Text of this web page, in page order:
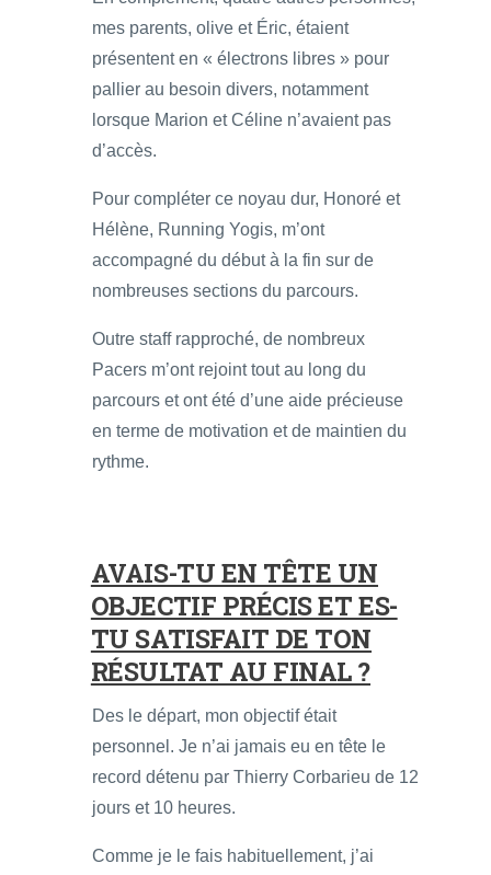
mes parents, olive et Éric, étaient
présentent en « électrons libres » pour
pallier au besoin divers, notamment
lorsque Marion et Céline n’avaient pas
d’accès.
Pour compléter ce noyau dur, Honoré et
Hélène, Running Yogis, m’ont
accompagné du début à la fin sur de
nombreuses sections du parcours.
Outre staff rapproché, de nombreux
Pacers m’ont rejoint tout au long du
parcours et ont été d’une aide précieuse
en terme de motivation et de maintien du
rythme.
AVAIS-TU EN TÊTE UN
OBJECTIF PRÉCIS ET ES-
TU SATISFAIT DE TON
RÉSULTAT AU FINAL ?
Des le départ, mon objectif était
personnel. Je n’ai jamais eu en tête le
record détenu par Thierry Corbarieu de 12
jours et 10 heures.
Comme je le fais habituellement, j’ai